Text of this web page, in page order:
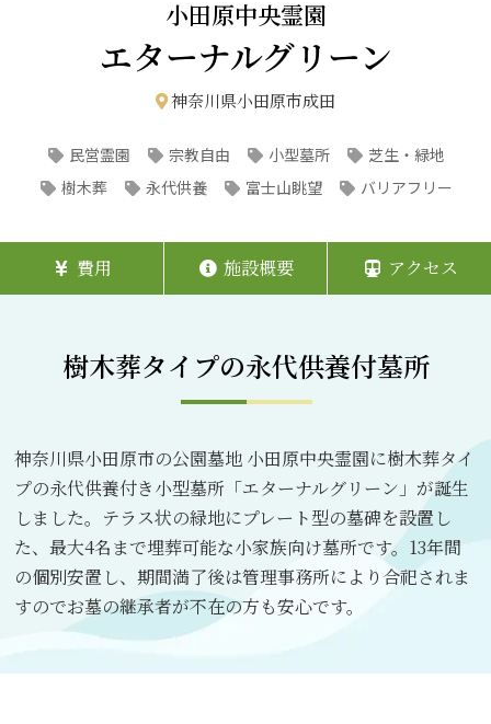
小田原中央霊園
エターナルグリーン
神奈川県小田原市成田
民営霊園 宗教自由 小型墓所
芝生・緑地
樹木葬
永代供養 富士山眺望 バリアフリー
費用 施設概要 アクセス
樹木葬タイプの永代供養付墓所
神奈川県小田原市の公園墓地 小田原中央霊園に樹木葬タイ
プの永代供養付き小型墓所「エターナルグリーン」が誕生
しました。テラス状の緑地にプレート型の墓碑を設置し
た、最大4名まで埋葬可能な小家族向け墓所です。13年間
の個別安置し、期間満了後は管理事務所により合祀されま
すのでお墓の継承者が不在の方も安心です。